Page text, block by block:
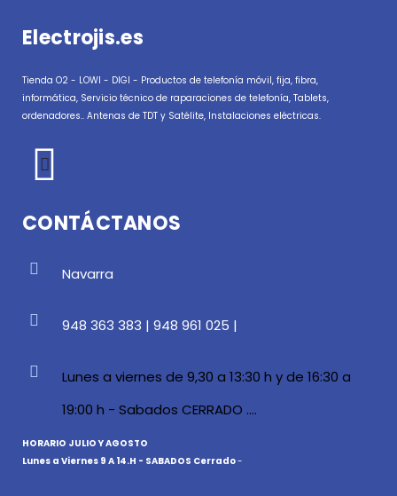
Electrojis.es
Tienda O2 - LOWI - DIGI - Productos de telefonía móvil, fija, fibra,
informática, Servicio técnico de raparaciones de telefonía, Tablets,
ordenadores.. Antenas de TDT y Satélite, Instalaciones eléctricas.
CONTÁCTANOS
Navarra
948 363 383 | 948 961 025 |
Lunes a viernes de 9,30 a 13:30 h y de 16:30 a
19:00 h - Sabados CERRADO ....
HORARIO JULIO Y AGOSTO
Lunes a Viernes 9 A 14.H - SABADOS Cerrado-